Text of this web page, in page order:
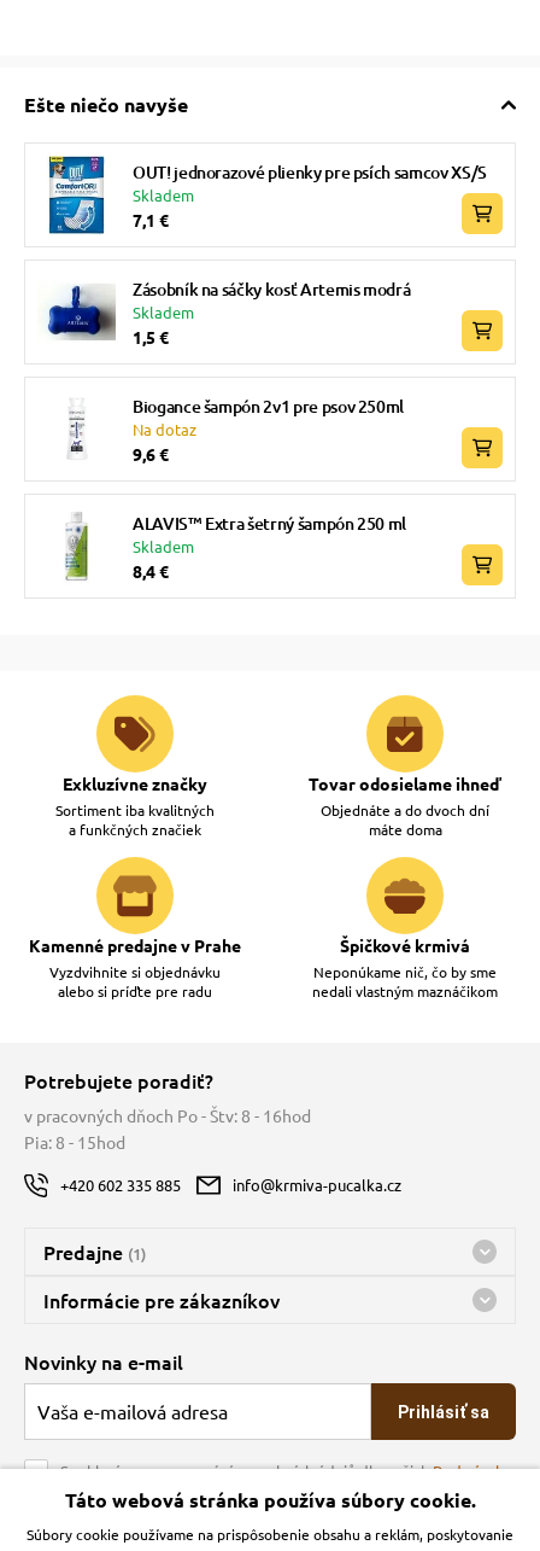
Ešte niečo navyše
OUT! jednorazové plienky pre psích samcov XS/S
Skladem
7,1 €
Zásobník na sáčky kosť Artemis modrá
Skladem
1,5 €
Biogance šampón 2v1 pre psov 250ml
Na dotaz
9,6 €
ALAVIS™ Extra šetrný šampón 250 ml
Skladem
8,4 €
Exkluzívne značky
Sortiment iba kvalitných
a funkčných značiek
Tovar odosielame ihneď
Objednáte a do dvoch dní
máte doma
Kamenné predajne v Prahe
Vyzdvihnite si objednávku
alebo si príďte pre radu
Špičkové krmivá
Neponúkame nič, čo by sme
nedali vlastným maznáčikom
Potrebujete poradiť?
v pracovných dňoch Po - Štv: 8 - 16hod
Pia: 8 - 15hod
+420 602 335 885 info@krmiva-pucalka.cz
Predajne (1)
Predajňa a sklad Kbely
Bohužiaľ, momentálne máme zatvorené
Informácie pre zákazníkov
O spoločnosti
Veľkoobchod
Obchodné podmienky
Kontakt
Podmienky ochrany osobných údajov
Novinky na e-mail
Prihlásiť sa
Souhlasím se zpracováním osobních údajů dle našichPodmínek
ochrany osobních údajů
Krmiva Pučálka na sociálnych sieťach
Táto webová stránka používa súbory cookie.
Súbory cookie používame na prispôsobenie obsahu a reklám, poskytovanie